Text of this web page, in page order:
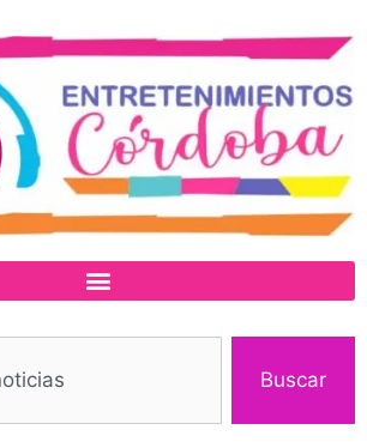
Buscar